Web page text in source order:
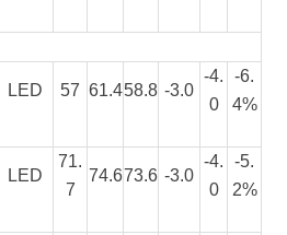
LED 57 61.458.8 -3.0
-4.
0
-6.
4%
LED
71.
7
74.673.6 -3.0
-4.
0
-5.
2%